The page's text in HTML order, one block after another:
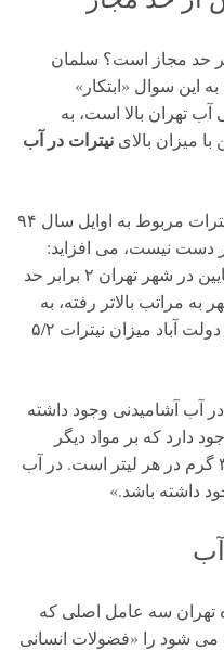
موجود در آب تهران ۲ برابر حد مجاز است؟ سلمان
این سوال «ابتکار»
تهران بالا است، به
با میزان بالای نیترات در آب
ولایتی با اشاره به اینکه این میزان نیترات مربوط به اوایل سال ۹۴
در دست نیست، می افزاید:
«میزان نیترات از خیابان انقلاب به پایین در شهر تهران ۲ برابر حد
مراتب بالاتر رفته، به
گونه ای که در شهر ری، خانی آباد و دولت آباد میزان نیترات ۵/۲
در آب آشامیدنی وجود داشته
دارد که بر مواد دیگر
غالب شود. این میزان حدود ۲۰ تا ۳۰ گرم در هر لیتر است. در آب
داشته باشد.»
تهران سه عامل اصلی که
شود را «فضولات انسانی